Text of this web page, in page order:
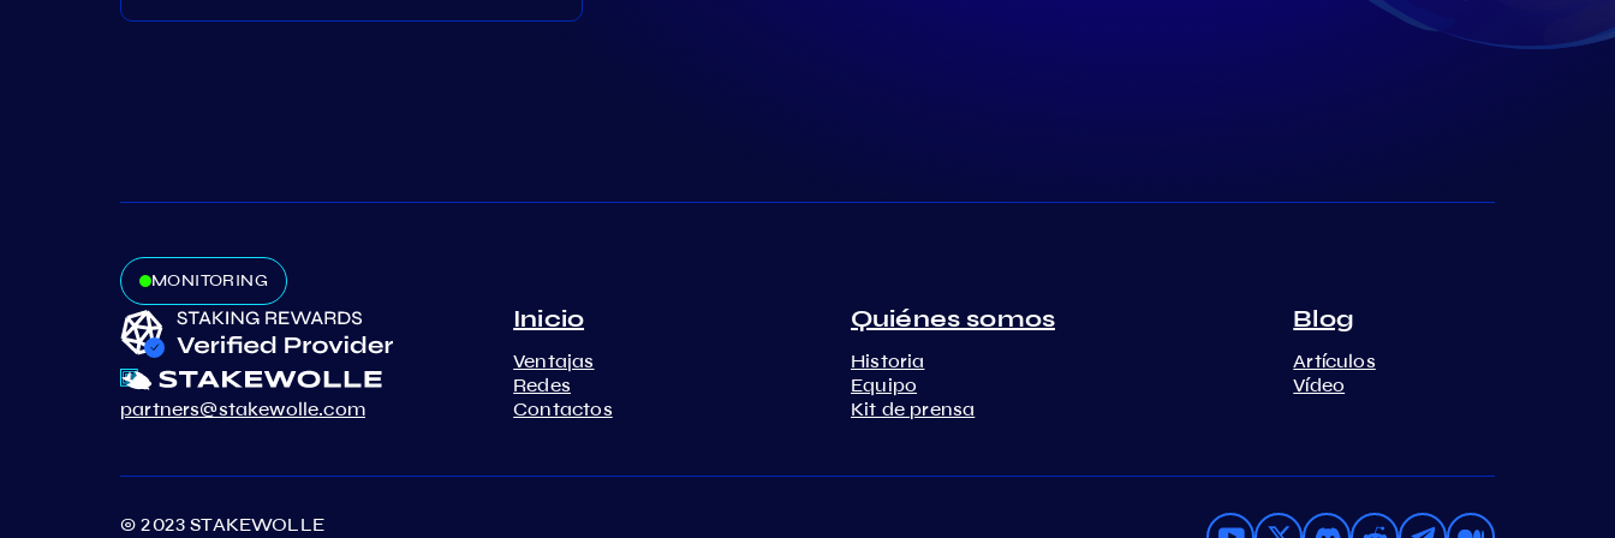
MONITORING
partners@stakewolle.com
Inicio
Ventajas
Redes
Contactos
Quiénes somos
Historia
Equipo
Kit de prensa
Blog
Artículos
Vídeo
© 2023 STAKEWOLLE